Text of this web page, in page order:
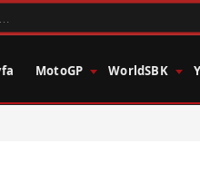
MotoGP WorldSBK